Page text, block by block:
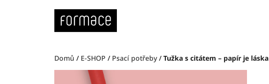
Domů / E-SHOP / Psací potřeby / Tužka s citátem – papír je láska